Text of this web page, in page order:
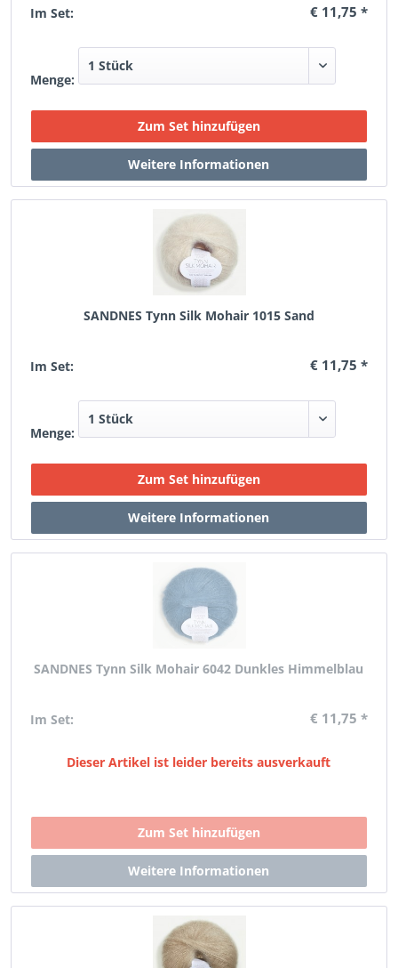
Im Set: € 11,75 *
Menge:
SANDNES Tynn Silk Mohair 1015 Sand
Im Set: € 11,75 *
Menge:
SANDNES Tynn Silk Mohair 6042 Dunkles Himmelblau
Im Set: € 11,75 *
Dieser Artikel ist leider bereits ausverkauft